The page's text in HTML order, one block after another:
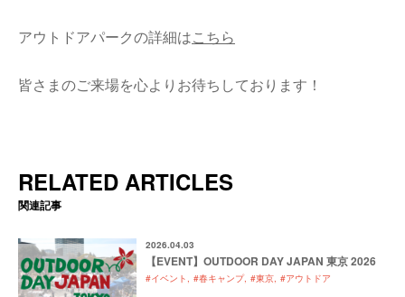
アウトドアパークの詳細はこちら
皆さまのご来場を心よりお待ちしております！
RELATED ARTICLES
関連記事
2026.04.03
【EVENT】OUTDOOR DAY JAPAN 東京 2026
#イベント #春キャンプ #東京 #アウトドア